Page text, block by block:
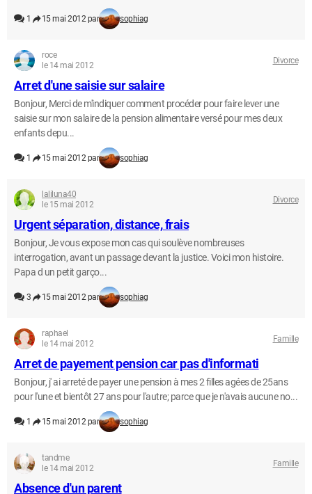
1 15 mai 2012 par sophiag
roce
le 14 mai 2012
Divorce
Arret d'une saisie sur salaire
Bonjour, Merci de m'indiquer comment procéder pour faire lever une
saisie sur mon salaire de la pension alimentaire versé pour mes deux
enfants depu...
1 15 mai 2012 par sophiag
laliluna40
le 15 mai 2012
Divorce
Urgent séparation, distance, frais
Bonjour, Je vous expose mon cas qui soulève nombreuses
interrogation, avant un passage devant la justice. Voici mon histoire.
Papa d un petit garço...
3 15 mai 2012 par sophiag
raphael
le 14 mai 2012
Famille
Arret de payement pension car pas d'informati
Bonjour, j' ai arreté de payer une pension à mes 2 filles agées de 25ans
pour l'une et bientôt 27 ans pour l'autre; parce que je n'avais aucune no...
1 15 mai 2012 par sophiag
tandme
le 14 mai 2012
Famille
Absence d'un parent